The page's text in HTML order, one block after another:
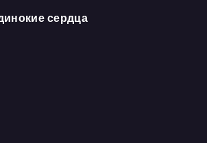
сердца